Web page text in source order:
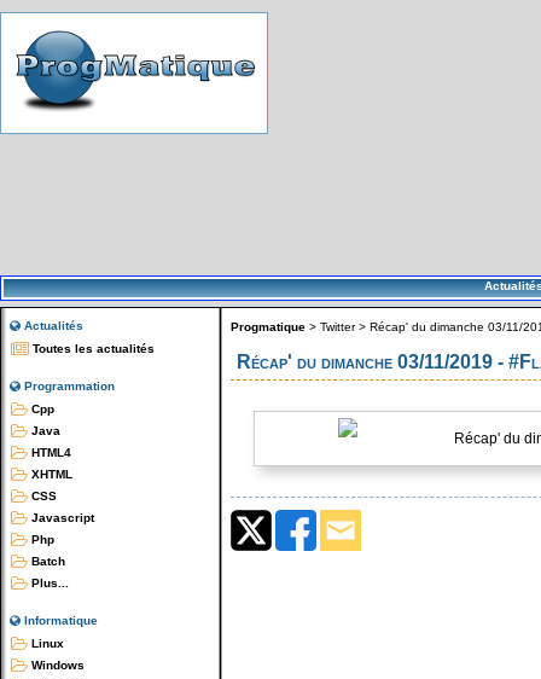
Actualités
Toutes les actualités
Programmation
Cpp
Java
HTML4
XHTML
CSS
Javascript
Php
Batch
Plus...
Informatique
Linux
Windows
Progmatique > Twitter> Récap' du dimanche 03/11/
Récap' du dimanche 03/11/2019 -
Récap' du